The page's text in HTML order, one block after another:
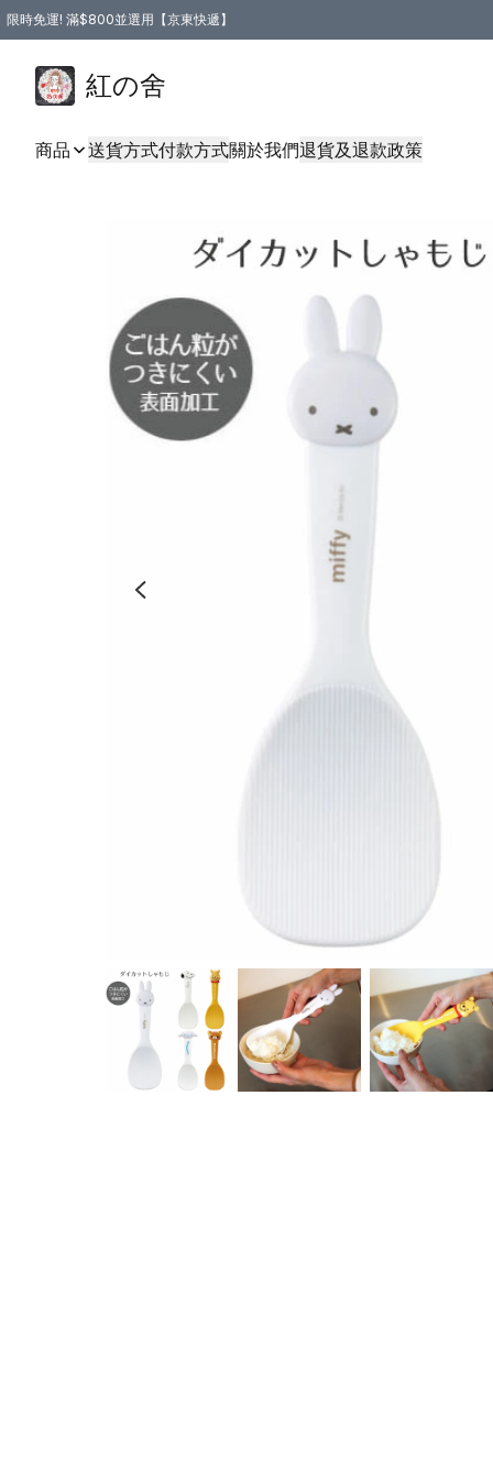
限時免運! 滿$800並選用【京東快遞】
紅の舍
商品 送貨方式付款方式關於我們退貨及退款政策